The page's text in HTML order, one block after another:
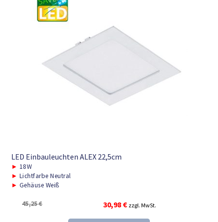
LED Einbauleuchten ALEX 22,5cm
► 18W
► Lichtfarbe Neutral
► Gehäuse Weiß
45,25€
Ursprünglicher
Preis
30,98 €Aktueller
Preis
zzgl. MwSt.